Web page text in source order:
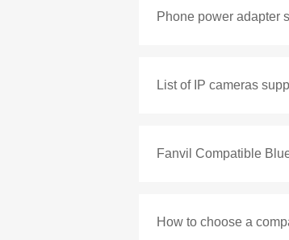
Phone power adapter
List of IP cameras
Fanvil Compatible
How to choose a